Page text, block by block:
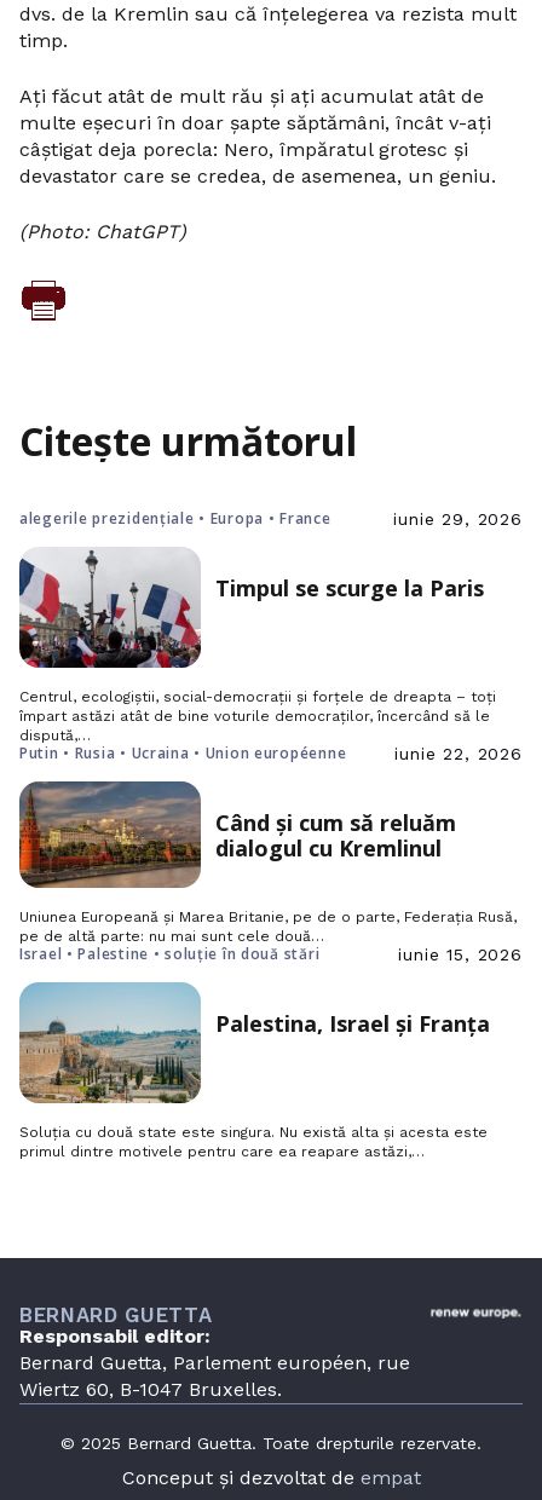
dvs. de la Kremlin sau că înțelegerea va rezista mult
timp.
Ați făcut atât de mult rău și ați acumulat atât de
multe eșecuri în doar șapte săptămâni, încât v-ați
câștigat deja porecla: Nero, împăratul grotesc și
devastator care se credea, de asemenea, un geniu.
(Photo: ChatGPT)
Citește următorul
alegerile prezidențiale • Europa • France iunie 29, 2026
Timpul se scurge la Paris
Centrul, ecologiștii, social-democrații și forțele de dreapta – toți
împart astăzi atât de bine voturile democraților, încercând să le
dispută,…
Putin • Rusia • Ucraina • Union européenne iunie 22, 2026
Când și cum să reluăm
dialogul cu Kremlinul
Uniunea Europeană și Marea Britanie, pe de o parte, Federația Rusă,
pe de altă parte: nu mai sunt cele două…
Israel • Palestine • soluție în două stări iunie 15, 2026
Palestina, Israel și Franța
Soluția cu două state este singura. Nu există alta și acesta este
primul dintre motivele pentru care ea reapare astăzi,…
BERNARD GUETTA
Responsabil editor:
Bernard Guetta, Parlement européen, rue
Wiertz 60, B-1047 Bruxelles.
© 2025 Bernard Guetta. Toate drepturile rezervate.
Conceput și dezvoltat de empat